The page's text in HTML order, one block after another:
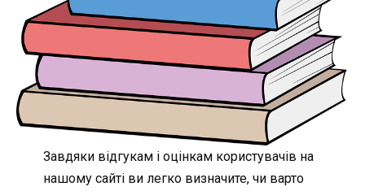
Завдяки відгукам і оцінкам користувачів на
нашому сайті ви легко визначите, чи варто